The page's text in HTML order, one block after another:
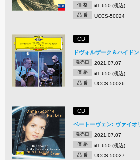
価 格 ¥1,650 (税込)
品 番 UCCS-50024
CD
ドヴォルザーク＆ハイド
発売日 2021.07.07
価 格 ¥1,650 (税込)
品 番 UCCS-50026
CD
ベートーヴェン: ヴァイオ
発売日 2021.07.07
価 格 ¥1,650 (税込)
品 番 UCCS-50027